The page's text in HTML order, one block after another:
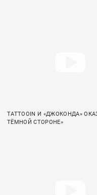
TATTOOIN И «ДЖОКОНДА»
ТЁМНОЙ СТОРОНЕ»